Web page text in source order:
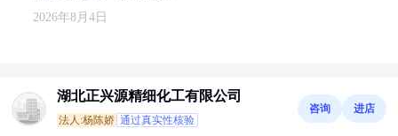
2026年8月4日
湖北正兴源精细化工有限公司
法人:杨陈娇 通过真实性核验
咨询 进店